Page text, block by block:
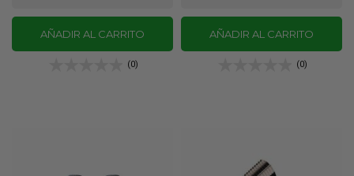
AÑADIR AL CARRITO
(0)
AÑADIR AL CARRITO
(0)